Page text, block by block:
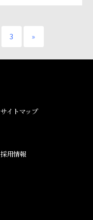
3 »
サイトマップ
採用情報